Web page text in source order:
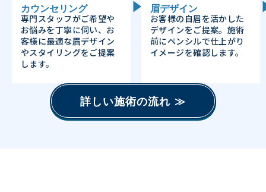
カウンセリング
専門スタッフがご希望や
お悩みを丁寧に伺い、お
客様に最適な眉デザイン
やスタイリングをご提案
します。
眉デザイン
お客様の自眉を活かした
デザインをご提案。施術
前にペンシルで仕上がり
イメージを確認します。
詳しい施術の流れ ≫